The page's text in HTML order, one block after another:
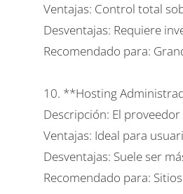
Ventajas: Control total
Desventajas: Requiere
Recomendado para:
10. **Hosting
Descripción: El
Ventajas: Ideal para
Desventajas: Suele ser
Recomendado para: